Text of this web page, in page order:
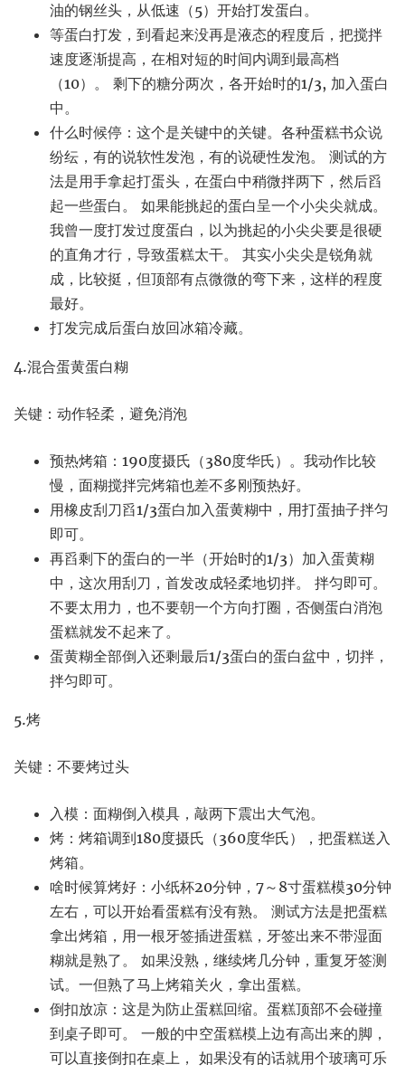
油的钢丝头，从低速（5）开始打发蛋白。
等蛋白打发，到看起来没再是液态的程度后，把搅拌
速度逐渐提高，在相对短的时间内调到最高档
（10）。 剩下的糖分两次，各开始时的1/3, 加入蛋白
中。
什么时候停：这个是关键中的关键。各种蛋糕书众说
纷纭，有的说软性发泡，有的说硬性发泡。 测试的方
法是用手拿起打蛋头，在蛋白中稍微拌两下，然后舀
起一些蛋白。 如果能挑起的蛋白呈一个小尖尖就成。
我曾一度打发过度蛋白，以为挑起的小尖尖要是很硬
的直角才行，导致蛋糕太干。 其实小尖尖是锐角就
成，比较挺，但顶部有点微微的弯下来，这样的程度
最好。
打发完成后蛋白放回冰箱冷藏。
4.混合蛋黄蛋白糊
关键：动作轻柔，避免消泡
预热烤箱：190度摄氏（380度华氏）。我动作比较
慢，面糊搅拌完烤箱也差不多刚预热好。
用橡皮刮刀舀1/3蛋白加入蛋黄糊中，用打蛋抽子拌匀
即可。
再舀剩下的蛋白的一半（开始时的1/3）加入蛋黄糊
中，这次用刮刀，首发改成轻柔地切拌。 拌匀即可。
不要太用力，也不要朝一个方向打圈，否侧蛋白消泡
蛋糕就发不起来了。
蛋黄糊全部倒入还剩最后1/3蛋白的蛋白盆中，切拌，
拌匀即可。
5.烤
关键：不要烤过头
入模：面糊倒入模具，敲两下震出大气泡。
烤：烤箱调到180度摄氏（360度华氏），把蛋糕送入
烤箱。
啥时候算烤好：小纸杯20分钟，7～8寸蛋糕模30分钟
左右，可以开始看蛋糕有没有熟。 测试方法是把蛋糕
拿出烤箱，用一根牙签插进蛋糕，牙签出来不带湿面
糊就是熟了。 如果没熟，继续烤几分钟，重复牙签测
试。一但熟了马上烤箱关火，拿出蛋糕。
倒扣放凉：这是为防止蛋糕回缩。蛋糕顶部不会碰撞
到桌子即可。 一般的中空蛋糕模上边有高出来的脚，
可以直接倒扣在桌上， 如果没有的话就用个玻璃可乐